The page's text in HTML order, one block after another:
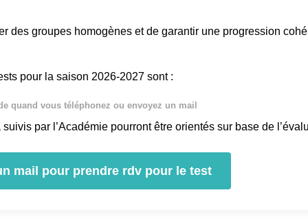
des groupes homogènes et de garantir une progression
pour la saison 2026-2027 sont :
quand vous téléphonez ou envoyez un mail
par l’Académie pourront être orientés sur base de
mail pour prendre rdv pour le test